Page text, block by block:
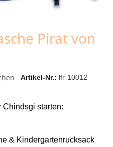
Pirat von
Artikel-Nr. lfr-10012
Chindsgi starten:
& Kindergartenrucksack